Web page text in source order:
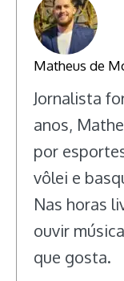
Matheus de
Jornalista
anos,
por
vôlei e
Nas horas
ouvir
que gosta.